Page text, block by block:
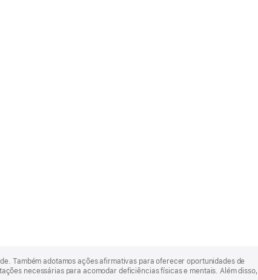
Também adotamos ações afirmativas para oferecer oportunidades de
necessárias para acomodar deficiências físicas e mentais. Além disso,